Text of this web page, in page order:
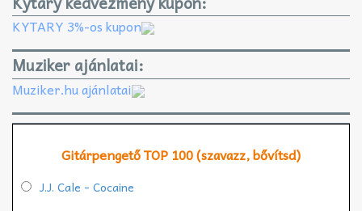
KYTARY 3%-os kupon
Muziker ajánlatai:
Muziker.hu ajánlatai
Gitárpengető TOP 100 (szavazz, bővítsd)
J.J. Cale - Cocaine